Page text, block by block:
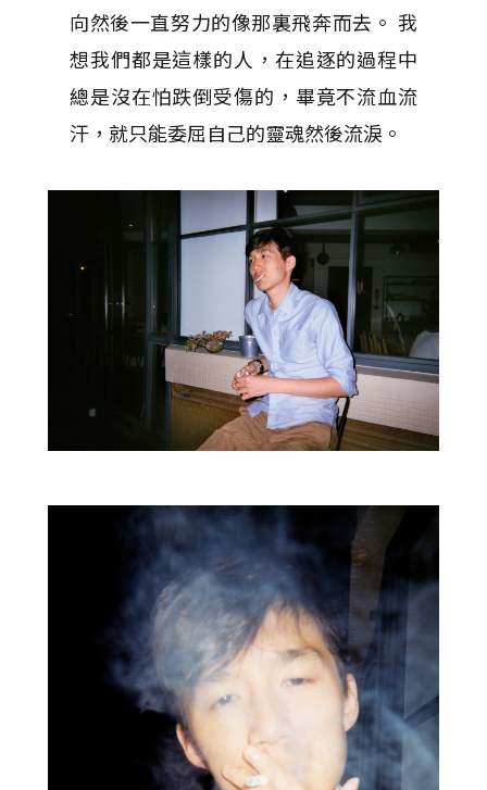
向然後一直努力的像那裏飛奔而去。 我
想我們都是這樣的人，在追逐的過程中
總是沒在怕跌倒受傷的，畢竟不流血流
汗，就只能委屈自己的靈魂然後流淚。